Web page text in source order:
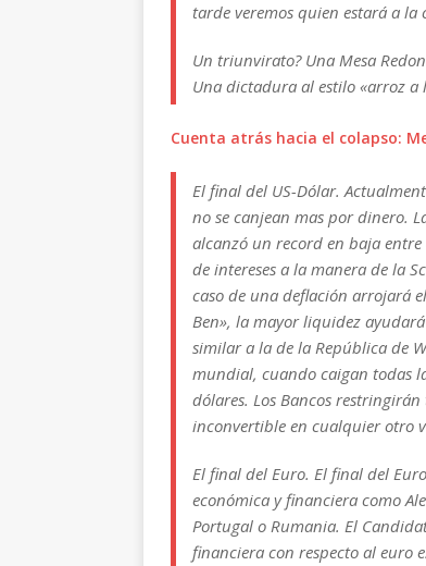
tarde veremos quien estará a la
Un triunvirato? Una Mesa
Una dictadura al estilo «arroz a
Cuenta atrás hacia el colapso:
El final del US-Dólar.
no se canjean mas por dinero.
alcanzó un record en baja entre
de intereses a la manera de la
caso de una deflación arrojará
Ben», la mayor liquidez
similar a la de la República de
mundial, cuando caigan todas
dólares. Los Bancos
inconvertible en cualquier otro
El final del Euro. El final del
económica y financiera como
Portugal o Rumania. El
financiera con respecto al euro